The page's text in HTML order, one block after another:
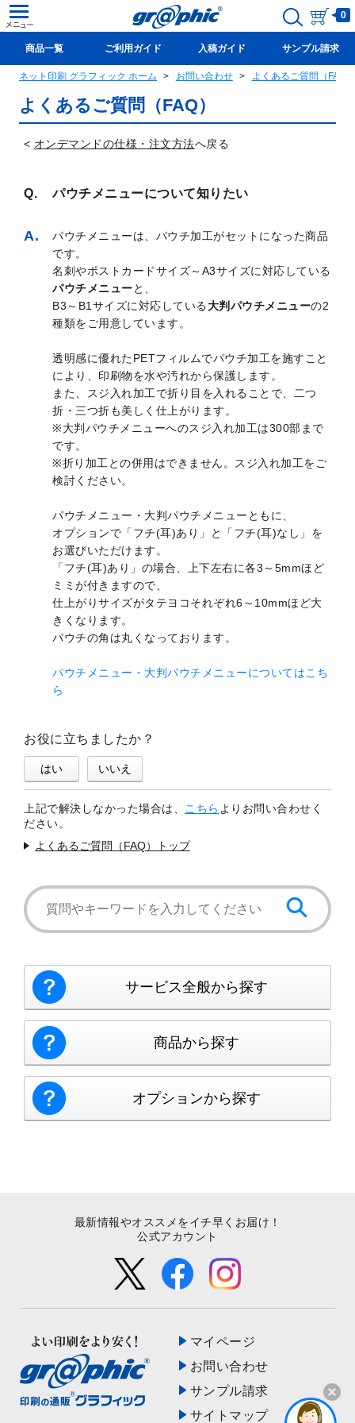
0
商品一覧 ご利用ガイド 入稿ガイド サンプル請求
新規会員登録(無料)
ネット印刷 グラフィック ホーム お問い合わせ よくあるご質問（FAQ）
よくあるご質問（FAQ）
< オンデマンドの仕様・注文方法へ戻る
パウチメニューについて知りたい
パウチメニューは、パウチ加工がセットになった商品
です。
名刺やポストカードサイズ～A3サイズに対応している
パウチメニューと、
B3～B1サイズに対応している 大判パウチメニューの2
種類をご用意しています。
透明感に優れたPETフィルムでパウチ加工を施すこと
により、印刷物を水や汚れから保護します。
また、スジ入れ加工で折り目を入れることで、二つ
折・三つ折も美しく仕上がります。
※大判パウチメニューへのスジ入れ加工は300部まで
です。
※折り加工との併用はできません。スジ入れ加工をご
検討ください。
パウチメニュー・大判パウチメニューともに、
オプションで「フチ(耳)あり」と「フチ(耳)なし」を
お選びいただけます。
「フチ(耳)あり」の場合、上下左右に各3～5mmほど
ミミが付きますので、
仕上がりサイズがタテヨコそれぞれ6～10mmほど大
きくなります。
パウチの角は丸くなっております。
パウチメニュー・大判パウチメニューについてはこち
ら
お役に立ちましたか？
はい いいえ
上記で解決しなかった場合は、 こちら よりお問い合わせく
ださい。
よくあるご質問（FAQ）トップ
サービス全般から探す
商品から探す
オプションから探す
マイページ
お問い合わせ
サンプル請求
サイトマップ
最新情報やオススメをイチ早くお届け！
公式アカウント